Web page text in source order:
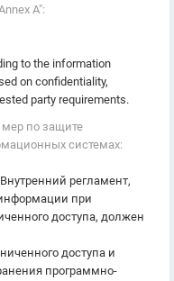
A":
to the information
on confidentiality,
party requirements.
по защите
системах:
Внутренний регламент,
при
доступа, должен
доступа и
программно-